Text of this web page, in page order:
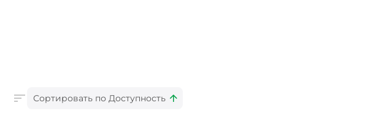
Сортировать по Доступность